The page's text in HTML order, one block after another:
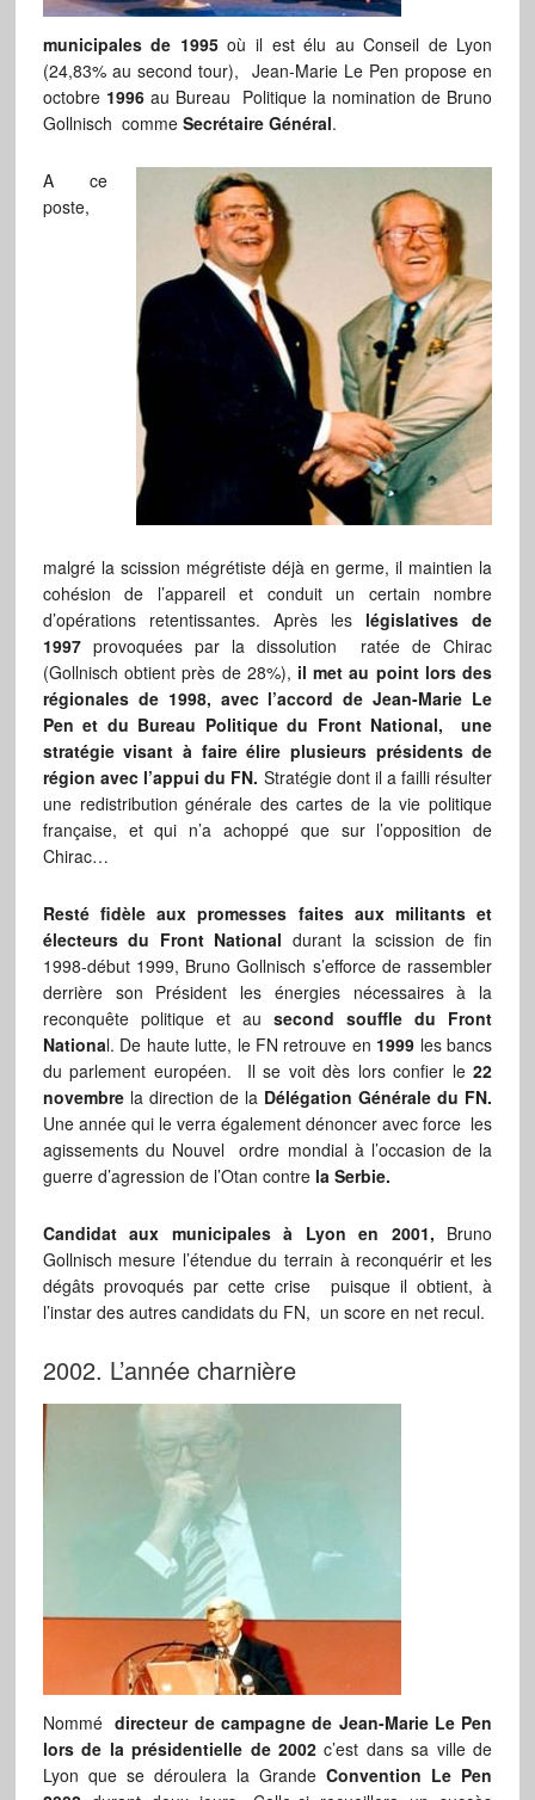
municipales de 1995où il est élu au Conseil de Lyon
(24,83% au second tour), Jean-Marie Le Pen propose en
octobre 1996au Bureau Politique la nomination de Bruno
Gollnisch comme Secrétaire Général.
A ce
poste,
malgré la scission mégrétiste déjà en germe, il maintien la
cohésion de l’appareil et conduit un certain nombre
d’opérations retentissantes. Après les législatives de
1997provoquées par la dissolution ratée de Chirac
(Gollnisch obtient près de 28%), il met au point lors des
régionales de 1998, avec l’accord de Jean-Marie Le
Pen et du Bureau Politique du Front National, une
stratégie visant à faire élire plusieurs présidents de
région avec l’appui du FN. Stratégie dont il a failli résulter
une redistribution générale des cartes de la vie politique
française, et qui n’a achoppé que sur l’opposition de
Chirac…
Resté fidèle aux promesses faites aux militants et
électeurs du Front National durant la scission de fin
1998-début 1999, Bruno Gollnisch s’efforce de rassembler
derrière son Président les énergies nécessaires à la
reconquête politique et au second souffle du Front
National. De haute lutte, le FN retrouve en 1999 les bancs
du parlement européen. Il se voit dès lors confier le22
novembre la direction de la Délégation Générale du FN.
Une année qui le verra également dénoncer avec force les
agissements du Nouvel ordre mondial à l’occasion de la
guerre d’agression de l’Otan contre la Serbie.
Candidat aux municipales à Lyon en 2001, Bruno
Gollnisch mesure l’étendue du terrain à reconquérir et les
dégâts provoqués par cette crise puisque il obtient, à
l’instar des autres candidats du FN, un score en net recul.
2002. L’année charnière
Nommé directeur de campagne de Jean-Marie Le Pen
lors de la présidentielle de 2002c’est dans sa ville de
Lyon que se déroulera la GrandeConvention Le Pen